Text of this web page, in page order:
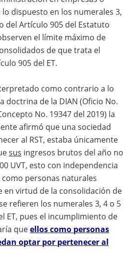
dispuesto en los numerales 3,
del Artículo 905 del Estatuto
el límite máximo de
de que trata el
905 del ET.
como contrario a lo
doctrina de la DIAN (Oficio No.
No. 19347 del 2019) la
afirmó que una sociedad
al RST, estaba únicamente
sus ingresos brutos del año no
UVT, esto con independencia
como personas naturales
en virtud de la consolidación de
refieren los numerales 3, 4 o 5
ET, pues el incumplimiento de
queellos como personas
optar por pertenecer al